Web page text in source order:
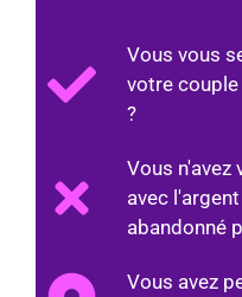
Vous vous
votre
?
Vous n'avez
avec
abandonné
Vous avez